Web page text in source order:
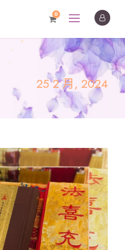
0
25 2 月, 2024